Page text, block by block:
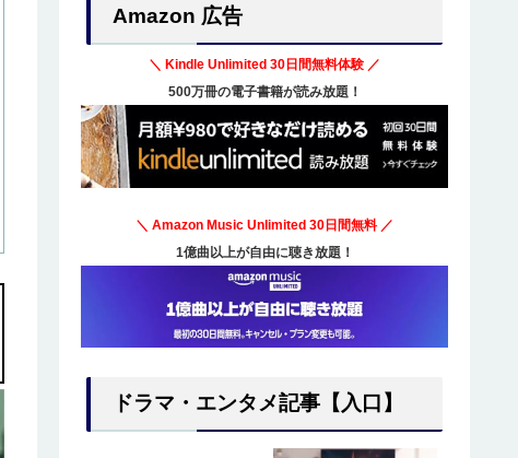
Amazon 広告
＼ Kindle Unlimited 30日間無料体験 ／
500万冊の電子書籍が読み放題！
＼ Amazon Music Unlimited 30日間無料 ／
1億曲以上が自由に聴き放題！
ドラマ・エンタメ記事【入口】